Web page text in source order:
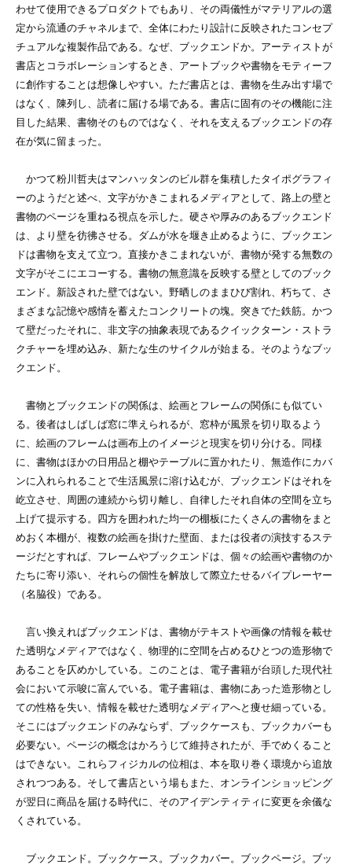
わせて使用できるプロダクトでもあり、その両儀性がマテリアルの選
定から流通のチャネルまで、全体にわたり設計に反映されたコンセプ
チュアルな複製作品である。なぜ、ブックエンドか。アーティストが
書店とコラボレーションするとき、アートブックや書物をモティーフ
に創作することは想像しやすい。ただ書店とは、書物を生み出す場で
はなく、陳列し、読者に届ける場である。書店に固有のその機能に注
目した結果、書物そのものではなく、それを支えるブックエンドの存
在が気に留まった。
かつて粉川哲夫はマンハッタンのビル群を集積したタイポグラフィ
ーのようだと述べ、文字がかきこまれるメディアとして、路上の壁と
書物のページを重ねる視点を示した。硬さや厚みのあるブックエンド
は、より壁を彷彿させる。ダムが水を堰き止めるように、ブックエン
ドは書物を支えて立つ。直接かきこまれないが、書物が発する無数の
文字がそこにエコーする。書物の無意識を反映する壁としてのブック
エンド。新設された壁ではない。野晒しのままひび割れ、朽ちて、さ
まざまな記憶や感情を蓄えたコンクリートの塊。突きでた鉄筋。かつ
て壁だったそれに、非文字の抽象表現であるクイックターン・ストラ
クチャーを埋め込み、新たな生のサイクルが始まる。そのようなブッ
クエンド。
書物とブックエンドの関係は、絵画とフレームの関係にも似てい
る。後者はしばしば窓に準えられるが、窓枠が風景を切り取るよう
に、絵画のフレームは画布上のイメージと現実を切り分ける。同様
に、書物はほかの日用品と棚やテーブルに置かれたり、無造作にカバ
ンに入れられることで生活風景に溶け込むが、ブックエンドはそれを
屹立させ、周囲の連続から切り離し、自律したそれ自体の空間を立ち
上げて提示する。四方を囲われた均一の棚板にたくさんの書物をまと
めおく本棚が、複数の絵画を掛けた壁面、または役者の演技するステ
ージだとすれば、フレームやブックエンドは、個々の絵画や書物のか
たちに寄り添い、それらの個性を解放して際立たせるバイプレーヤー
（名脇役）である。
言い換えればブックエンドは、書物がテキストや画像の情報を載せ
た透明なメディアではなく、物理的に空間を占めるひとつの造形物で
あることを仄めかしている。このことは、電子書籍が台頭した現代社
会において示唆に富んでいる。電子書籍は、書物にあった造形物とし
ての性格を失い、情報を載せた透明なメディアへと痩せ細っている。
そこにはブックエンドのみならず、ブックケースも、ブックカバーも
必要ない。ページの概念はかろうじて維持されたが、手でめくること
はできない。これらフィジカルの位相は、本を取り巻く環境から追放
されつつある。そして書店という場もまた、オンラインショッピング
が翌日に商品を届ける時代に、そのアイデンティティに変更を余儀な
くされている。
ブックエンド。ブックケース。ブックカバー。ブックページ。ブッ